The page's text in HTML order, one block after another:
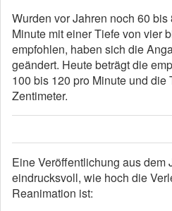
Wurden vor Jahren noch 60
Minute mit einer Tiefe von vier
empfohlen, haben sich die
geändert. Heute beträgt die
100 bis 120 pro Minute und die
Zentimeter.
Eine Veröffentlichung aus dem
eindrucksvoll, wie hoch die
Reanimation ist: